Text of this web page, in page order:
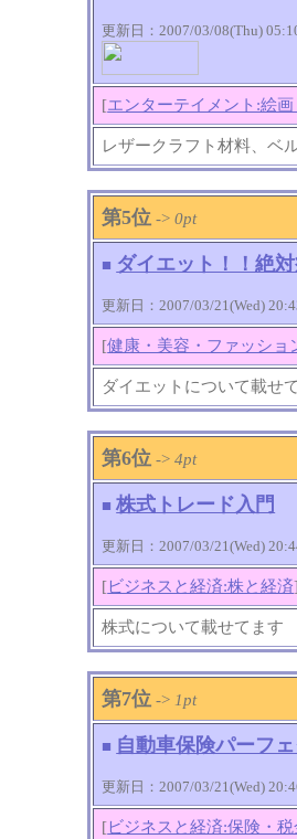
更新日：2007/03/08(Thu)
[エンターテイメント:絵
レザークラフト材料、ベ
第5位 ->0pt
■ ダイエット！！絶
更新日：2007/03/21(Wed)
[健康・美容・ファッショ
ダイエットについて載せ
第6位 ->4pt
■ 株式トレード入門
更新日：2007/03/21(Wed)
[ビジネスと経済:株と経済]
株式について載せてます
第7位 -> 1pt
■ 自動車保険パーフ
更新日：2007/03/21(Wed)
[ビジネスと経済:保険・